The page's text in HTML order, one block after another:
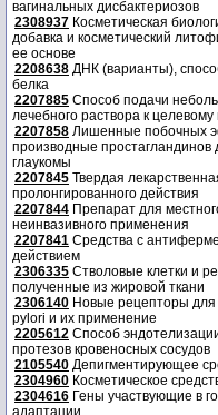
вагинальных дисбактериозов
2308937 Косметическая
добавка и косметический
ее основе
2208638 ДНК (варианты),
белка
2207885 Способ подачи
лечебного раствора к целевому
2207858 Лишенные побочных
производные простагландинов
глаукомы
2207845 Твердая
пролонгированного действия
2207844 Препарат для
неинвазивного применения
2207841 Средства с
действием
2306335 Стволовые клетки и
полученные из жировой ткани
2306140 Новые рецепторы
pylori и их применение
2205612 Способ
протезов кровеносных сосудов
2105540 Депигментирующее
2304960 Косметическое
2304616 Гены участвующие в
адаптации